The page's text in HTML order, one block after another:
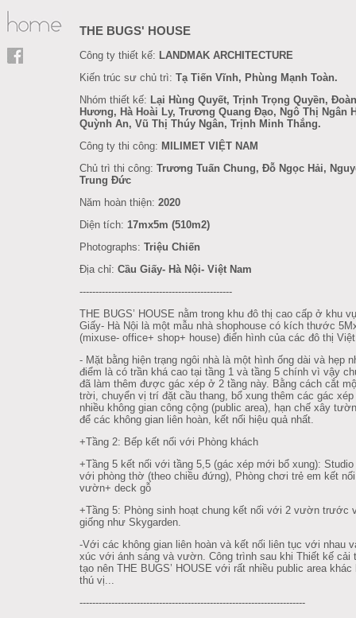
THE BUGS' HOUSE
Công ty thiết kế: LANDMAK ARCHITECTURE
Kiến trúc sư chủ trì: Tạ Tiến Vĩnh, Phùng Mạnh Toàn.
Nhóm thiết kế: Lại Hùng Quyết, Trịnh Trọng Quyền,
Hương, Hà Hoài Ly, Trương Quang Đạo, Ngô Thị Ngân
Quỳnh An, Vũ Thị Thúy Ngân, Trịnh Minh Thắng.
Công ty thi công: MILIMET VIỆT NAM
Chủ trì thi công: Trương Tuấn Chung, Đỗ Ngọc Hải,
Trung Đức
Năm hoàn thiện: 2020
Diện tích: 17mx5m (510m2)
Photographs: Triệu Chiến
Địa chỉ: Cầu Giấy- Hà Nội- Việt Nam
------------------------------------------------
THE BUGS’ HOUSE nằm trong khu đô thị cao cấp ở khu
Giấy- Hà Nội là một mẫu nhà shophouse có kích thước
(mixuse- office+ shop+ house) điển hình của các đô thị
- Mặt bằng hiện trạng ngôi nhà là một hình ống dài và hẹp
điểm là có trần khá cao tại tầng 1 và tầng 5 chính vì vậy
đã làm thêm được gác xép ở 2 tầng này. Bằng cách cắt
trời, chuyển vị trí đặt cầu thang, bổ xung thêm các gác xép
nhiều không gian công cộng (public area), hạn chế xây
để các không gian liên hoàn, kết nối hiệu quả nhất.
+Tầng 2: Bếp kết nối với Phòng khách
+Tầng 5 kết nối với tầng 5,5 (gác xép mới bổ xung):
với phòng thờ (theo chiều đứng), Phòng chơi trẻ em kết
vườn+ deck gỗ
+Tầng 5: Phòng sinh hoạt chung kết nối với 2 vườn trước
giống như Skygarden.
-Với các không gian liên hoàn và kết nối liên tục với nhau
xúc với ánh sáng và vườn. Công trình sau khi Thiết kế cải
tạo nên THE BUGS’ HOUSE với rất nhiều public area khác
thú vị...
-----------------------------------------------------------------------